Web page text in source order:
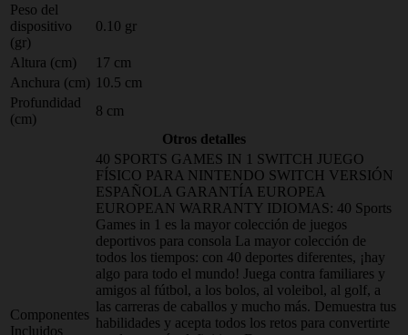
Peso del
dispositivo
(gr)
0.10 gr
Altura (cm)
17 cm
Anchura (cm) 10.5 cm
Profundidad
(cm)
8 cm
Otros detalles
Componentes
Incluidos
40 SPORTS GAMES IN 1 SWITCH JUEGO
FÍSICO PARA NINTENDO SWITCH VERSIÓN
ESPAÑOLA GARANTÍA EUROPEA
EUROPEAN WARRANTY IDIOMAS: 40 Sports
Games in 1 es la mayor colección de juegos
deportivos para consola La mayor colección de
todos los tiempos: con 40 deportes diferentes, ¡hay
algo para todo el mundo! Juega contra familiares y
amigos al fútbol, a los bolos, al voleibol, al golf, a
las carreras de caballos y mucho más. Demuestra tus
habilidades y acepta todos los retos para convertirte